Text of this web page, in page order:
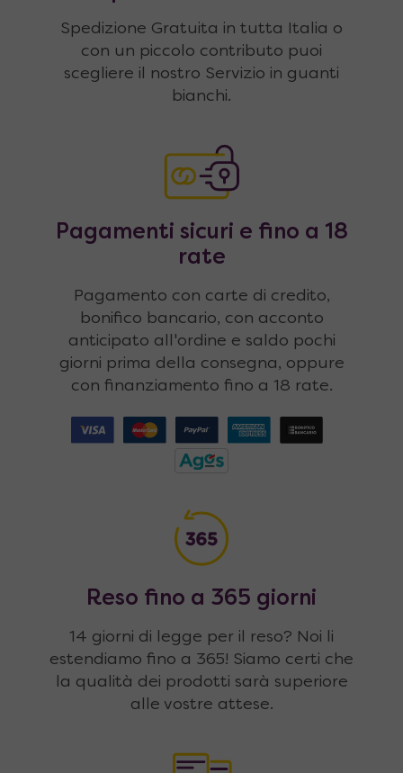
Spedizione Gratuita in tutta Italia o
con un piccolo contributo puoi
scegliere il nostro Servizio in guanti
bianchi.
Pagamenti sicuri e fino a 18
rate
Pagamento con carte di credito,
bonifico bancario, con acconto
anticipato all'ordine e saldo pochi
giorni prima della consegna, oppure
con finanziamento fino a 18 rate.
Reso fino a 365 giorni
14 giorni di legge per il reso? Noi li
estendiamo fino a 365! Siamo certi che
la qualità dei prodotti sarà superiore
alle vostre attese.